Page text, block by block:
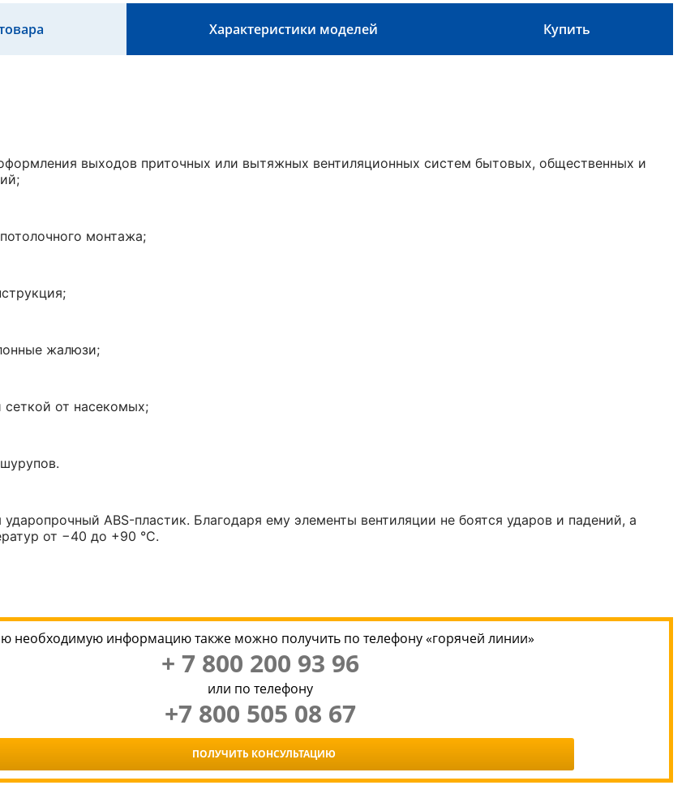
Характеристики моделей Купить
выходов приточных или вытяжных вентиляционных систем бытовых, общественных и
монтажа;
жалюзи;
от насекомых;
ударопрочный ABS-пластик. Благодаря ему элементы вентиляции не боятся ударов и падений, а
от −40 до +90 °C.
необходимую информацию также можно получить по телефону «горячей линии»
+ 7 800 200 93 96
или по телефону
+7 800 505 08 67
ПОЛУЧИТЬ КОНСУЛЬТАЦИЮ